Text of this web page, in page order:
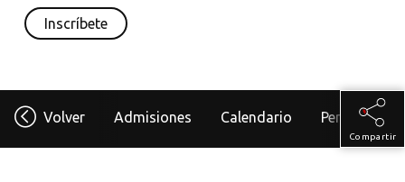
Inscríbete
Volver Admisiones Calendario Perfil Del
Compartir